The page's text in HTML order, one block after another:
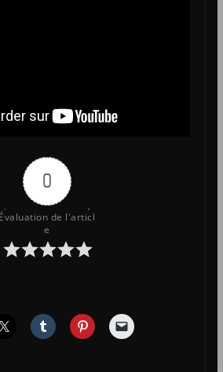
0
Évaluation de l'articl
e